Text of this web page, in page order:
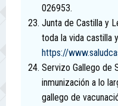
026953.
Junta de Castilla y
toda la vida castilla
https://
Servizo Gallego de
inmunización a lo
gallego de